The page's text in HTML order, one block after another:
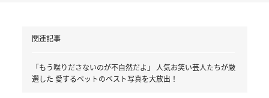
関連記事
「もう喋りださないのが不自然だよ」 人気お笑い芸人たちが厳
選した 愛するペットのベスト写真を大放出！